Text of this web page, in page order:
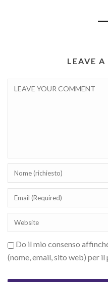
LEAVE
Do il mio consenso
(nome, email, sito web) per